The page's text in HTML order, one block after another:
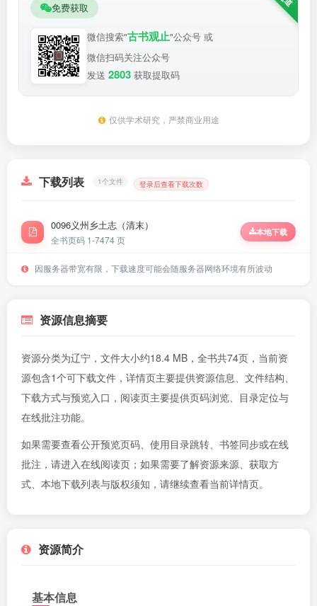
免费获取
微信搜索"古书观止"公众号 或
微信扫码关注公众号
发送 2803 获取提取码
仅供学术研究，严禁商业用途
下载列表 1个文件 登录后查看下载次数
0096义州乡土志（清末）
全书页码 1-7474 页
本地下载
因服务器带宽有限，下载速度可能会随服务器网络环境有所波动
资源信息摘要
资源分类为辽宁，文件大小约18.4 MB，全书共74页，当前资
源包含1个可下载文件，详情页主要提供资源信息、文件结构、
下载方式与预览入口，阅读页主要提供页码浏览、目录定位与
在线批注功能。
如果需要查看公开预览页码、使用目录跳转、书签同步或在线
批注，请进入在线阅读页 ；如果需要了解资源来源、获取方
式、本地下载列表与版权须知，请继续查看当前详情页。
资源简介
基本信息